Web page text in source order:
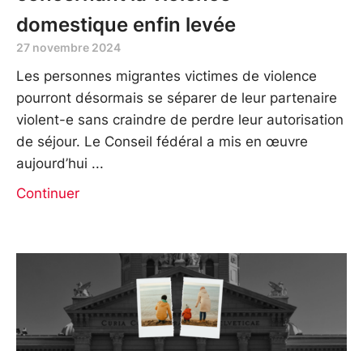
domestique enfin levée
27 novembre 2024
Les personnes migrantes victimes de violence
pourront désormais se séparer de leur partenaire
violent-e sans craindre de perdre leur autorisation
de séjour. Le Conseil fédéral a mis en œuvre
aujourd’hui
Continuer